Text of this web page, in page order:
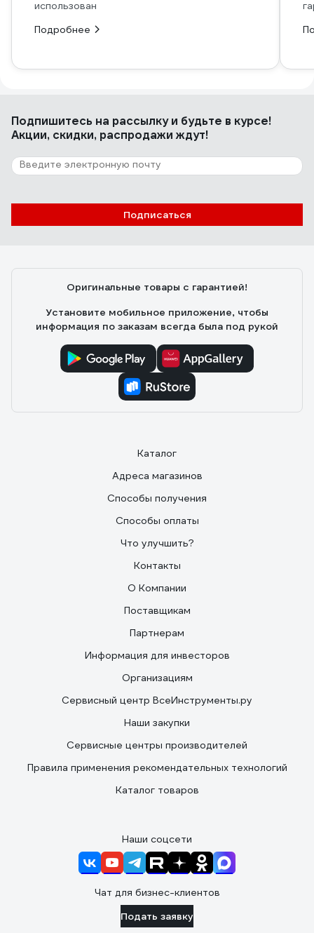
использован
Подробнее
Подпишитесь на рассылкуи будьте в курсе!
Акции, скидки, распродажи ждут!
Подписаться
Оригинальные товары с гарантией!
Установите мобильное приложение, чтобы
информация по заказам всегда была под рукой
Каталог
Адреса магазинов
Способы получения
Способы оплаты
Что улучшить?
Контакты
О Компании
Поставщикам
Партнерам
Информация для инвесторов
Организациям
Сервисный центр ВсеИнструменты.ру
Наши закупки
Сервисные центры производителей
Правила применения рекомендательных технологий
Каталог товаров
Наши соцсети
Чат для бизнес-клиентов
Подать заявку